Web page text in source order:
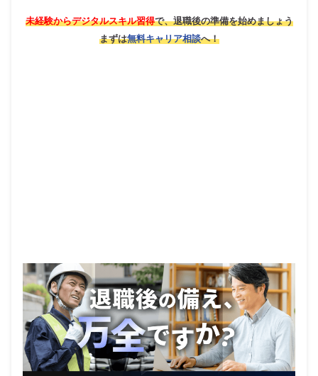
未経験からデジタルスキル習得で、退職後の準備を始めましょう
まずは無料キャリア相談へ！